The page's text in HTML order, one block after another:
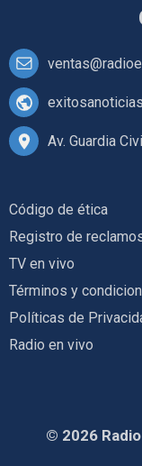
Av. Guardia
Código de ética
Registro de
TV en vivo
Términos y
Políticas de
Radio en vivo
© 2026